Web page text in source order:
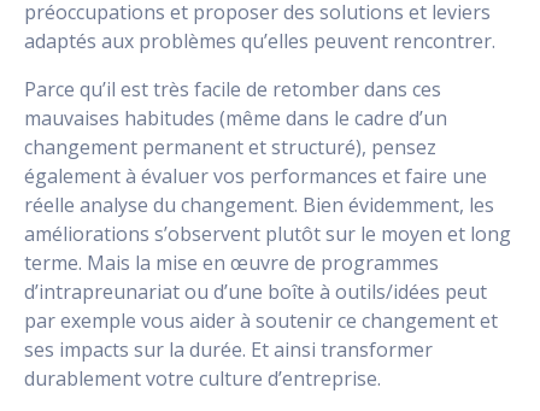
préoccupations et proposer des solutions et leviers
adaptés aux problèmes qu’elles peuvent rencontrer.
Parce qu’il est très facile de retomber dans ces
mauvaises habitudes (même dans le cadre d’un
changement permanent et structuré), pensez
également à évaluer vos performances et faire une
réelle analyse du changement. Bien évidemment, les
améliorations s’observent plutôt sur le moyen et long
terme. Mais la mise en œuvre de programmes
d’intrapreunariat ou d’une boîte à outils/idées peut
par exemple vous aider à soutenir ce changement et
ses impacts sur la durée. Et ainsi transformer
durablement votre culture d’entreprise.